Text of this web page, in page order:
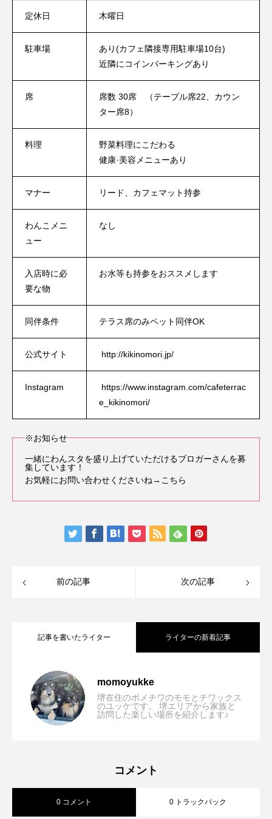
定休日 木曜日
駐車場
あり(カフェ隣接専用駐車場10台)
近隣にコインパーキングあり
席
席数 30席 （テーブル席22、カウン
ター席8）
料理
野菜料理にこだわる
健康·美容メニューあり
マナー リード、カフェマット持参
わんこメニ
ュー
なし
入店時に必
要な物
お水等も持参をおススメします
同伴条件 テラス席のみペット同伴OK
公式サイト http://kikinomori.jp/
Instagram
https://www.instagram.com/cafeterrac
e_kikinomori/
※お知らせ
一緒にわんスタを盛り上げていただけるブロガーさんを募
集しています！
お気軽にお問い合わせくださいね→こちら
前の記事 次の記事
記事を書いたライター ライターの新着記事
momoyukke
堺在住のポメチワのモモとチワックス
のユッケです。 堺エリアから家族と
訪問した楽しい場所を紹介します♪
2026.07.08
「長居スタジアムすぐそば、わんちゃん
2026.02.27 【大阪/富田林市】Dog Park Bonds(屋内
ッグパークボンズ「地域最大級屋内で週
「ランチもディナーも◎インナーテラス
コメント
0 コメント 0 トラックバック